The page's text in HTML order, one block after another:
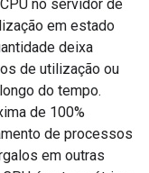
no servidor de
em estado
deixa
de utilização ou
do tempo.
de 100%
de processos
em outras